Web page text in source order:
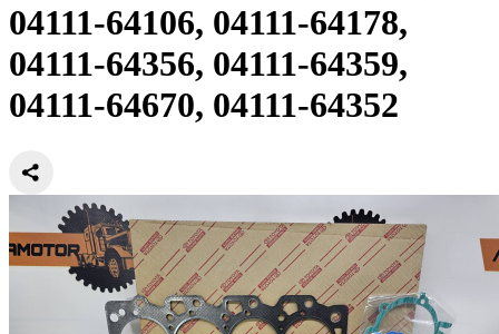
04111-64106, 04111-64178,
04111-64356, 04111-64359,
04111-64670, 04111-64352